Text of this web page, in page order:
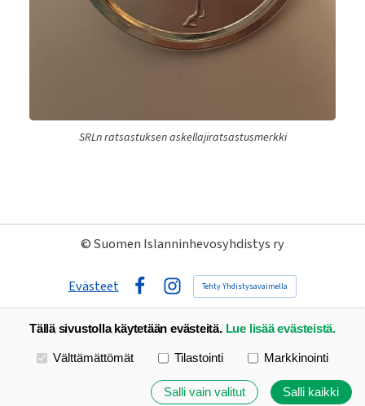
SRLn ratsastuksen askellajiratsastusmerkki
©Suomen Islanninhevosyhdistys ry
Evästeet
Instagram
Tehty Yhdistysavaimella
Tällä sivustolla käytetään evästeitä. Lue lisää evästeistä.
Valitse käytettävät evästeet
Välttämättömät Tilastointi Markkinointi
Salli vain valitut Salli kaikki